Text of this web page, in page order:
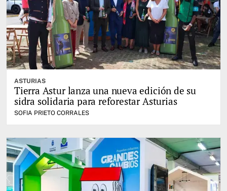
ASTURIAS
Tierra Astur lanza una nueva edición de su
sidra solidaria para reforestar Asturias
SOFIA PRIETO CORRALES